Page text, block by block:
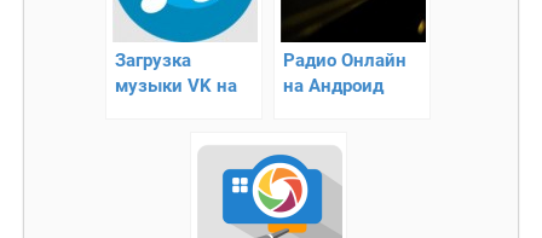
Загрузка
музыки VK на
Радио Онлайн
на Андроид